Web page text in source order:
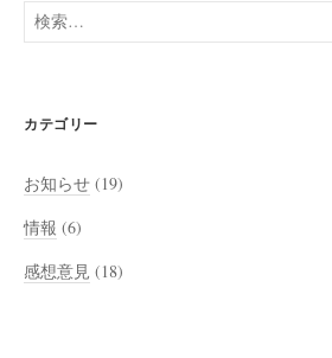
検
索:
カテゴリー
お知らせ (19)
情報 (6)
感想意見 (18)